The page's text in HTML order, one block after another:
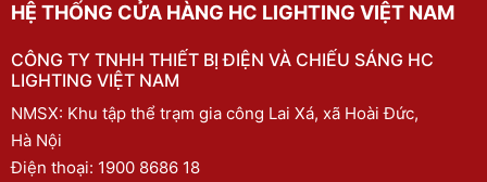
HỆ THỐNG CỬA HÀNG HC LIGHTING VIỆT NAM
CÔNG TY TNHH THIẾT BỊ ĐIỆN VÀ CHIẾU SÁNG HC
LIGHTING VIỆT NAM
NMSX: Khu tập thể trạm gia công Lai Xá, xã Hoài Đức,
Hà Nội
Điện thoại: 1900 8686 18